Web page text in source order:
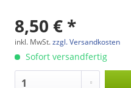
8,50 € *
inkl. MwSt.zzgl. Versandkosten
Sofort versandfertig